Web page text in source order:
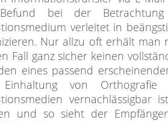
bei der Betrachtung
verleitet in
Nur allzu oft erhält man
Fall ganz sicher keinen
eines passend
von
vernachlässigbar
und so sieht der